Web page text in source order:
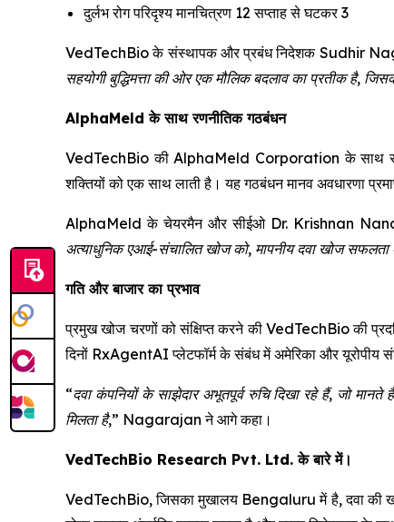
दुर्लभ रोग परिदृश्य मानचित्रण 12 सप्ताह से घटकर 3
VedTechBio के संस्थापक और प्रबंध निदेशक Sudhir
सहयोगी बुद्धिमत्ता की ओर एक मौलिक बदलाव का प्रतीक है,
AlphaMeld के साथ रणनीतिक गठबंधन
VedTechBio की AlphaMeld Corporation के साथ
शक्तियों को एक साथ लाती है। यह गठबंधन मानव अवधारणा
AlphaMeld के चेयरमैन और सीईओ Dr. Krishnan
अत्याधुनिक एआई-संचालित खोज को, मापनीय दवा खोज
गति और बाजार का प्रभाव
प्रमुख खोज चरणों को संक्षिप्त करने की VedTechBio की
दिनों RxAgentAI प्लेटफॉर्म के संबंध में अमेरिका और यूरोपीय
“दवा कंपनियों के साझेदार अभूतपूर्व रुचि दिखा रहे हैं, जो मानते
मिलता है,” Nagarajan ने आगे कहा।
VedTechBio Research Pvt. Ltd. के बारे में।
VedTechBio, जिसका मुखालय Bengaluru में है, दवा की